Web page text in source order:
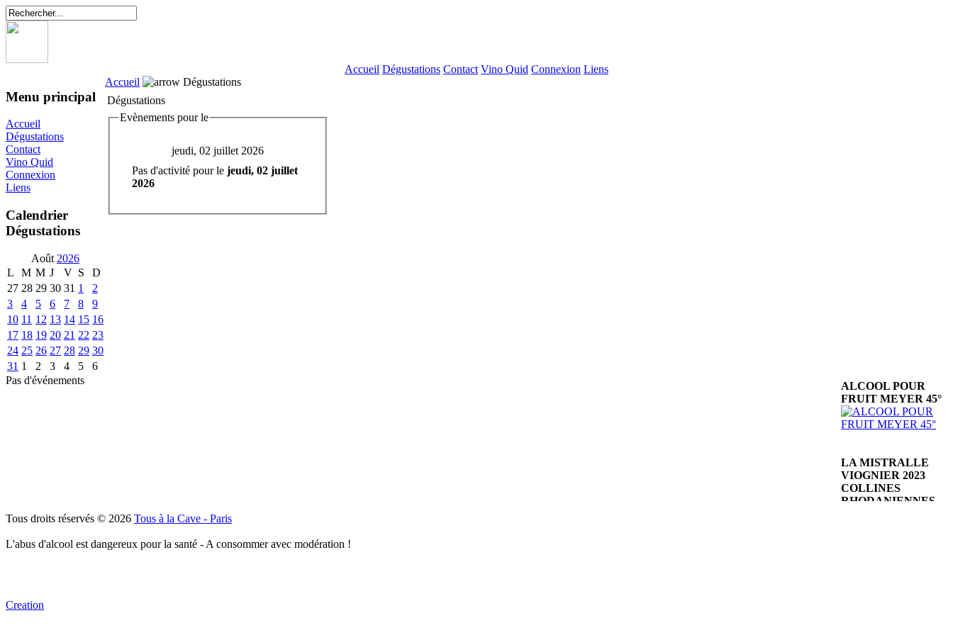
Accueil Dégustations Contact Vino Quid Connexion Liens
Menu principal
Accueil
Dégustations
Contact
Vino Quid
Connexion
Liens
Calendrier
Dégustations
Août 2026
L
M M J V S
D
27 28 29 30 31 1
2
3
4 5 6 7 8
9
10 11 12 13 14 15 16
17 18 19 20 21 22 23
24 25 26 27 28 29 30
31 1 2 3 4 5
6
Pas d'événements
Accueil
Dégustations
Dégustations
Evènements pour le
jeudi, 02 juillet 2026
Pas d'activité pour le jeudi, 02 juillet
2026
ALCOOL POUR
FRUIT MEYER 45°
LA MISTRALLE
VIOGNIER 2023
COLLINES
RHODANIENNES
Tous droits réservés © 2026 Tous à la Cave - Paris
L'abus d'alcool est dangereux pour la santé - A consommer avec modération !
Creation